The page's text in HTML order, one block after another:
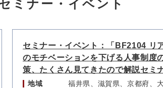
ミナー・イベント
セミナー・イベント：「BF2104 リ
のモチベーションを下げる人事制度
策、たくさん見てきたので解説セミ
地域
福井県、滋賀県、京都府、